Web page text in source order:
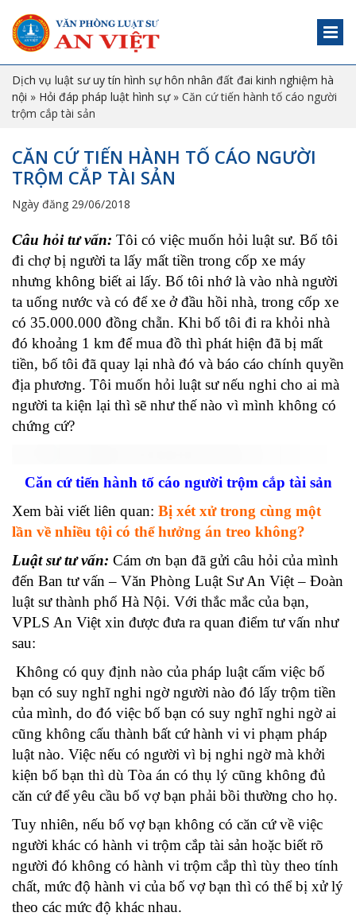
Dịch vụ luật sư uy tín hình sự hôn nhân đất đai kinh nghiệm hà
nội » Hỏi đáp pháp luật hình sự» Căn cứ tiến hành tố cáo người
trộm cắp tài sản
CĂN CỨ TIẾN HÀNH TỐ CÁO NGƯỜI
TRỘM CẮP TÀI SẢN
Ngày đăng 29/06/2018
Câu hỏitư vấn: Tôi có việc muốn hỏi luật sư. Bố tôi
đi chợ bị người ta lấy mất tiền trong cốp xe máy
nhưng không biết ai lấy. Bố tôi nhớ là vào nhà người
ta uống nước và có để xe ở đầu hồi nhà, trong cốp xe
có 35.000.000 đồng chẵn. Khi bố tôi đi ra khỏi nhà
đó khoảng 1 km để mua đồ thì phát hiện đã bị mất
tiền, bố tôi đã quay lại nhà đó và báo cáo chính quyền
địa phương. Tôi muốn hỏi luật sư nếu nghi cho ai mà
người ta kiện lại thì sẽ như thế nào vì mình không có
chứng cứ?
Căn cứ tiến hành tố cáo người trộm cắp tài sản
Xem bài viết liên quan: Bị xét xử trong cùng một
lần về nhiều tội có thể hưởng án treo không?
Luật sư tư vấn: Cám ơn bạn đã gửi câu hỏi của mình
đến Ban tư vấn – Văn Phòng Luật Sư An Việt – Đoàn
luật sư thành phố Hà Nội. Với thắc mắc của bạn,
VPLS An Việt xin được đưa ra quan điểm tư vấn như
sau:
Không có quy định nào của pháp luật cấm việc bố
bạn có suy nghĩ nghi ngờ người nào đó lấy trộm tiền
của mình, do đó việc bố bạn có suy nghĩ nghi ngờ ai
cũng không cấu thành bất cứ hành vi vi phạm pháp
luật nào. Việc nếu có người vì bị nghi ngờ mà khởi
kiện bố bạn thì dù Tòa án có thụ lý cũng không đủ
căn cứ để yêu cầu bố vợ bạn phải bồi thường cho họ.
Tuy nhiên, nếu bố vợ bạn không có căn cứ về việc
người khác có hành vi trộm cắp tài sản hoặc biết rõ
người đó không có hành vi trộm cắp thì tùy theo tính
chất, mức độ hành vi của bố vợ bạn thì có thể bị xử lý
theo các mức độ khác nhau.